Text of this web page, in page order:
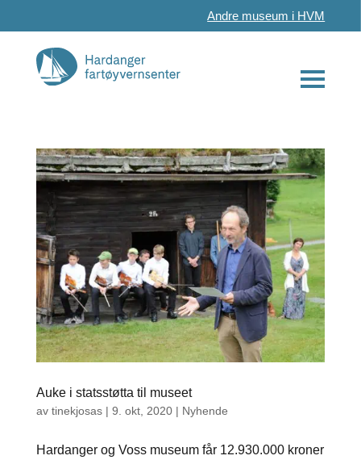
Andre museum i HVM
Auke i statsstøtta til museet
av tinekjosas| 9. okt, 2020| Nyhende
Hardanger og Voss museum får 12.930.000 kroner